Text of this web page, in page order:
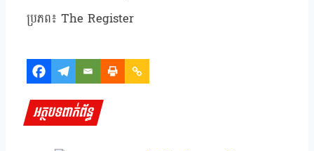
ប្រភព៖ The Register
អត្ថបទពាក់ព័ន្ធ